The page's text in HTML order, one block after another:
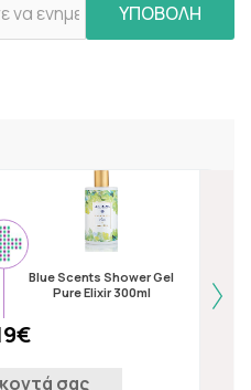
ΥΠΟΒΟΛΗ
Blue Scents Shower Gel
Pure Elixir 300ml
σας